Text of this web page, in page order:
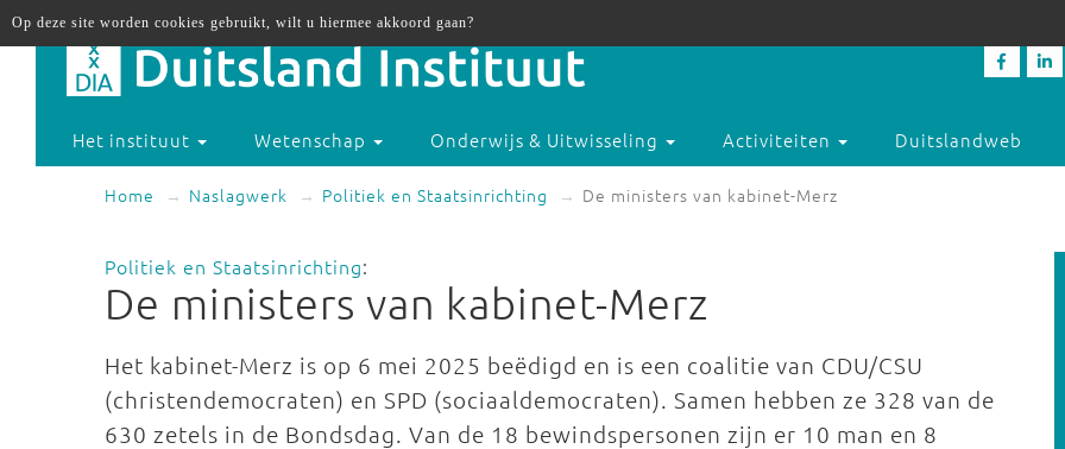
Het instituut Wetenschap Onderwijs & Uitwisseling Activiteiten Duitslandweb
Home Naslagwerk Politiek en Staatsinrichting De ministers van kabinet-Merz
Politiek en Staatsinrichting:
De ministers van kabinet-Merz
Het kabinet-Merz is op 6 mei 2025 beëdigd en is een coalitie van CDU/CSU
(christendemocraten) en SPD (sociaaldemocraten). Samen hebben ze 328 van de
630 zetels in de Bondsdag. Van de 18 bewindspersonen zijn er 10 man en 8
Op deze site worden cookies gebruikt, wilt u hiermee akkoord gaan?